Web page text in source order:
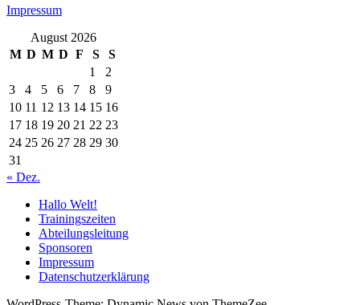
Impressum
August 2026
M D M D F S
S
1
2
3
4 5 6 7 8
9
10 11 12 13 14 15 16
17 18 19 20 21 22 23
24 25 26 27 28 29 30
31
« Dez.
Hallo Welt!
Trainingszeiten
Abteilungsleitung
Sponsoren
Impressum
Datenschutzerklärung